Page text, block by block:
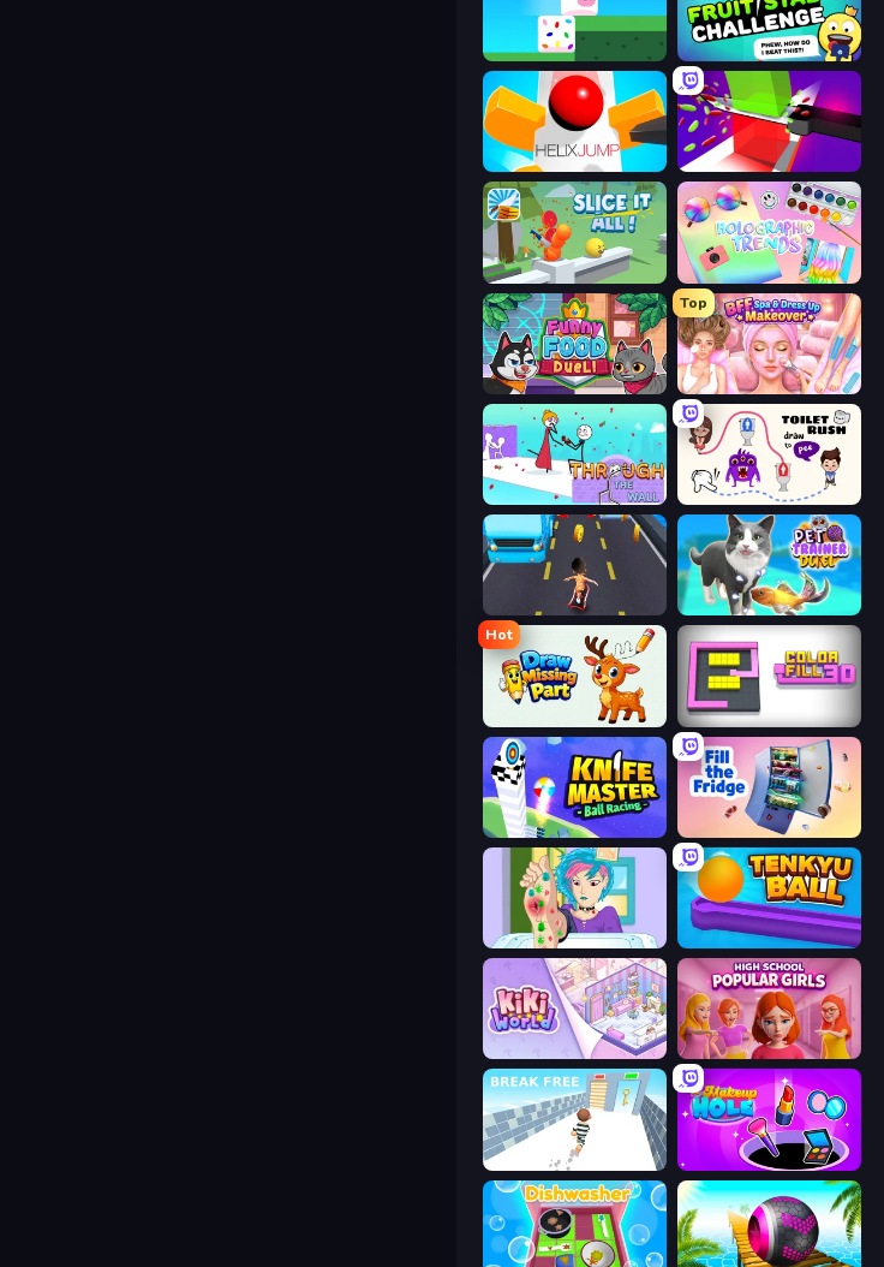
Stacky Bird Fruit Stab Challenge
Helix Jump Jelly Restaurant
Slice It All! Holographic Trends
Funny Food Duel
Top
BFF Makeover - Spa & Dress Up
Through the Wall
Pet Trainer Duel
Hot
Draw Missing Part | DOP Puzzle Color Fill 3D
Knife Master: Ball Racing Fill The Fridge
Feet's Doctor Urgent Care Tenkyu Ball
KiKi World
Break Free Make Up Hole